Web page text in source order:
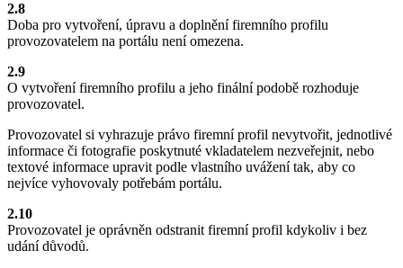
2.8
Doba pro vytvoření, úpravu a doplnění firemního profilu
provozovatelem na portálu není omezena.
2.9
O vytvoření firemního profilu a jeho finální podobě rozhoduje
provozovatel.
Provozovatel si vyhrazuje právo firemní profil nevytvořit, jednotlivé
informace či fotografie poskytnuté vkladatelem nezveřejnit, nebo
textové informace upravit podle vlastního uvážení tak, aby co
nejvíce vyhovovaly potřebám portálu.
2.10
Provozovatel je oprávněn odstranit firemní profil kdykoliv i bez
udání důvodů.